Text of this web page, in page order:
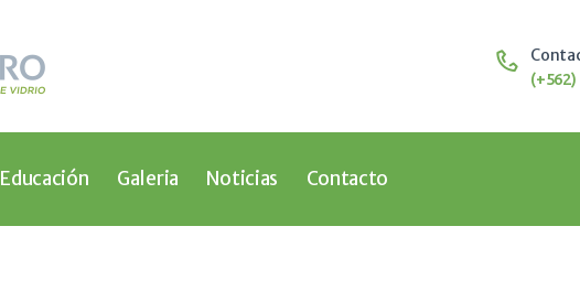
(+562)
Educación Galeria Noticias Contacto
Noticias